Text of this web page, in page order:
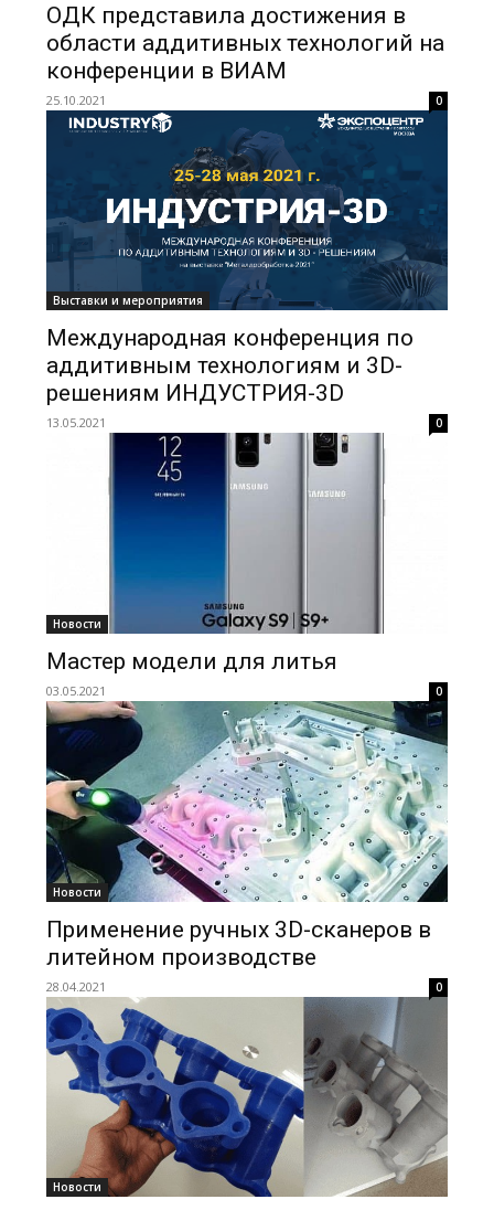
ОДК представила достижения в
области аддитивных технологий на
конференции в ВИАМ
25.10.2021 0
Выставки и мероприятия
Международная конференция по
аддитивным технологиям и 3D-
решениям ИНДУСТРИЯ-3D
13.05.2021 0
Новости
Мастер модели для литья
03.05.2021 0
Новости
Применение ручных 3D-сканеров в
литейном производстве
28.04.2021 0
Новости